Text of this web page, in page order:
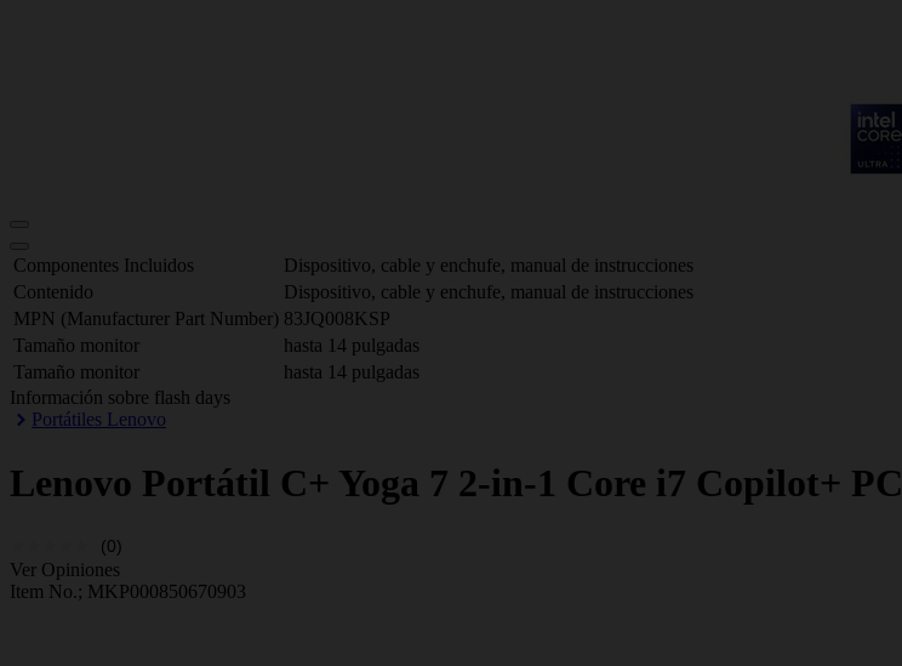
Componentes Incluidos
Dispositivo, cable y enchufe, manual de instrucciones
Contenido
Dispositivo, cable y enchufe, manual de instrucciones
MPN (Manufacturer Part Number) 83JQ008KSP
Tamaño monitor
hasta 14 pulgadas
Tamaño monitor
hasta 14 pulgadas
Información sobre flash days
Portátiles Lenovo
Lenovo Portátil C+ Yoga 7 2-in-1 Core i7 Copilot+ PC
(0)
Ver Opiniones
Item No.; MKP000850670903